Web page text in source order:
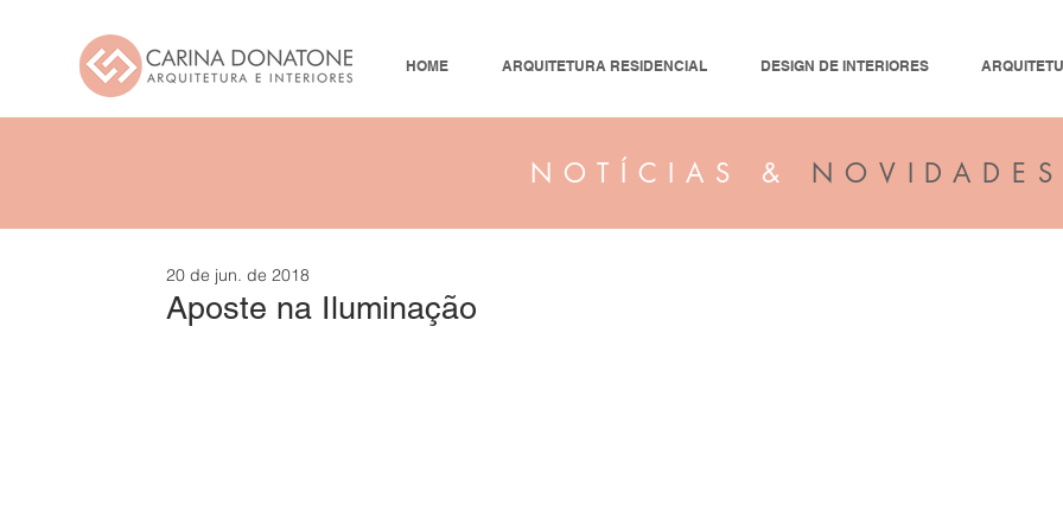
HOME ARQUITETURA RESIDENCIAL DESIGN DE INTERIORES
NOTÍCIAS & NOVIDADES
Aposte na Iluminação
20 de jun. de 2018